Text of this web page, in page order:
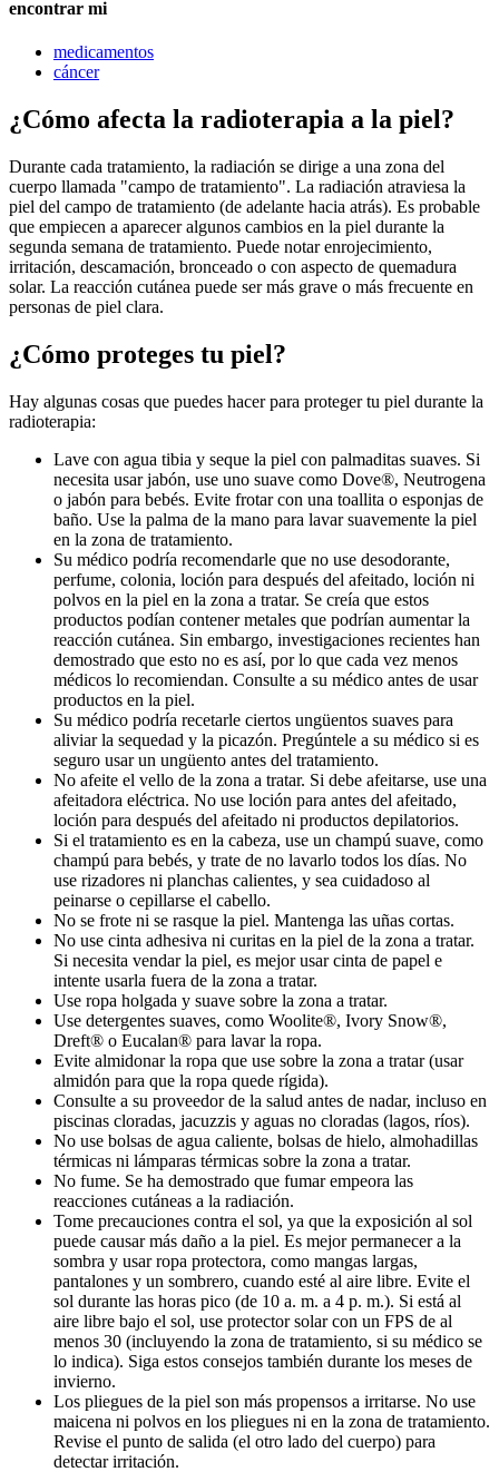
encontrar mi
medicamentos
cáncer
¿Cómo afecta la radioterapia a la piel?
Durante cada tratamiento, la radiación se dirige a una zona del
cuerpo llamada "campo de tratamiento". La radiación atraviesa la
piel del campo de tratamiento (de adelante hacia atrás). Es probable
que empiecen a aparecer algunos cambios en la piel durante la
segunda semana de tratamiento. Puede notar enrojecimiento,
irritación, descamación, bronceado o con aspecto de quemadura
solar. La reacción cutánea puede ser más grave o más frecuente en
personas de piel clara.
¿Cómo proteges tu piel?
Hay algunas cosas que puedes hacer para proteger tu piel durante la
radioterapia:
Lave con agua tibia y seque la piel con palmaditas suaves. Si
necesita usar jabón, use uno suave como Dove®, Neutrogena
o jabón para bebés. Evite frotar con una toallita o esponjas de
baño. Use la palma de la mano para lavar suavemente la piel
en la zona de tratamiento.
Su médico podría recomendarle que no use desodorante,
perfume, colonia, loción para después del afeitado, loción ni
polvos en la piel en la zona a tratar. Se creía que estos
productos podían contener metales que podrían aumentar la
reacción cutánea. Sin embargo, investigaciones recientes han
demostrado que esto no es así, por lo que cada vez menos
médicos lo recomiendan. Consulte a su médico antes de usar
productos en la piel.
Su médico podría recetarle ciertos ungüentos suaves para
aliviar la sequedad y la picazón. Pregúntele a su médico si es
seguro usar un ungüento antes del tratamiento.
No afeite el vello de la zona a tratar. Si debe afeitarse, use una
afeitadora eléctrica. No use loción para antes del afeitado,
loción para después del afeitado ni productos depilatorios.
Si el tratamiento es en la cabeza, use un champú suave, como
champú para bebés, y trate de no lavarlo todos los días. No
use rizadores ni planchas calientes, y sea cuidadoso al
peinarse o cepillarse el cabello.
No se frote ni se rasque la piel. Mantenga las uñas cortas.
No use cinta adhesiva ni curitas en la piel de la zona a tratar.
Si necesita vendar la piel, es mejor usar cinta de papel e
intente usarla fuera de la zona a tratar.
Use ropa holgada y suave sobre la zona a tratar.
Use detergentes suaves, como Woolite®, Ivory Snow®,
Dreft® o Eucalan® para lavar la ropa.
Evite almidonar la ropa que use sobre la zona a tratar (usar
almidón para que la ropa quede rígida).
Consulte a su proveedor de la salud antes de nadar, incluso en
piscinas cloradas, jacuzzis y aguas no cloradas (lagos, ríos).
No use bolsas de agua caliente, bolsas de hielo, almohadillas
térmicas ni lámparas térmicas sobre la zona a tratar.
No fume. Se ha demostrado que fumar empeora las
reacciones cutáneas a la radiación.
Tome precauciones contra el sol, ya que la exposición al sol
puede causar más daño a la piel. Es mejor permanecer a la
sombra y usar ropa protectora, como mangas largas,
pantalones y un sombrero, cuando esté al aire libre. Evite el
sol durante las horas pico (de 10 a. m. a 4 p. m.). Si está al
aire libre bajo el sol, use protector solar con un FPS de al
menos 30 (incluyendo la zona de tratamiento, si su médico se
lo indica). Siga estos consejos también durante los meses de
invierno.
Los pliegues de la piel son más propensos a irritarse. No use
maicena ni polvos en los pliegues ni en la zona de tratamiento.
Revise el punto de salida (el otro lado del cuerpo) para
detectar irritación.